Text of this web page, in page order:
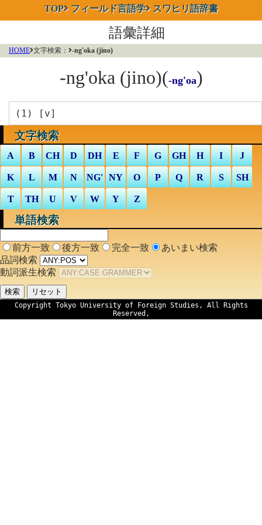
TOP フィールド言語学 スワヒリ語辞書
文字検索
A B CH D DH E F G GH H I J
K L M N NG' NY O P Q R S SH
T TH U V W Y Z
単語検索
前方一致 後方一致 完全一致
あいまい検索
品詞検索
動詞派生検索
語彙詳細
HOME 文字検索： -ng'oka (jino)
-ng'oka (jino)(-ng'oa)
(1) [ v]
Copyright Tokyo University of Foreign Studies, All Rights
Reserved,